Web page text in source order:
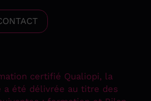
certifié Qualiopi, la
été délivrée au titre des